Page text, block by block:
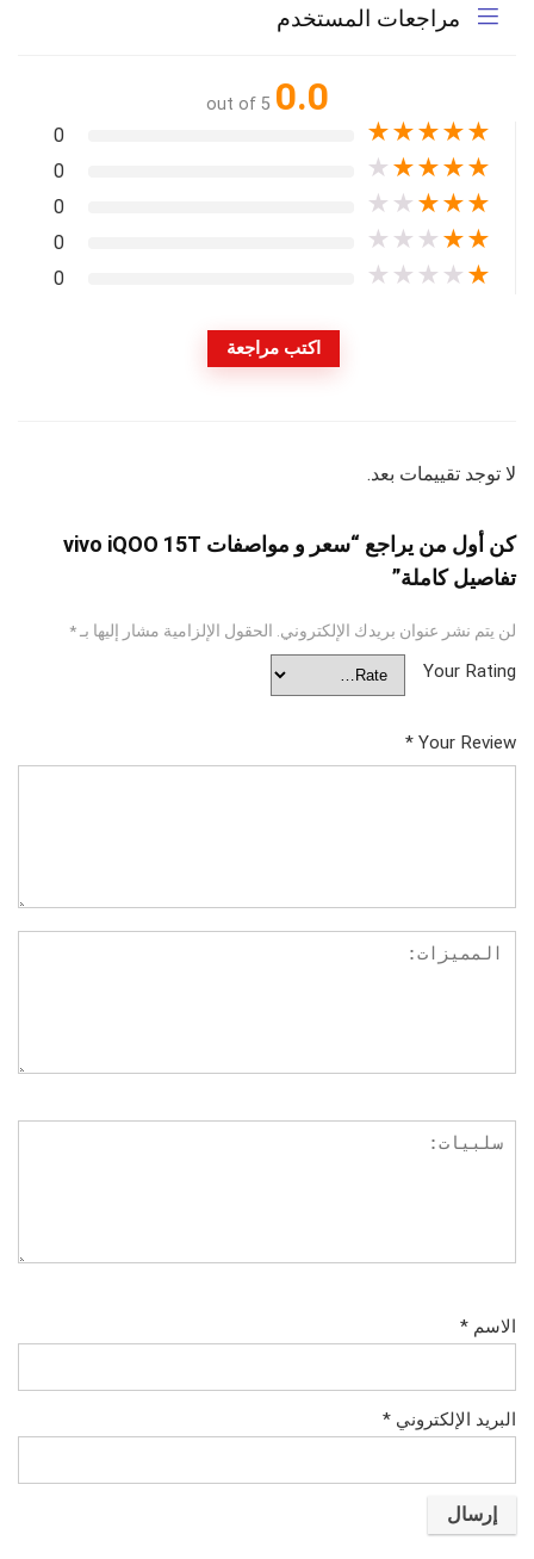
مراجعات المستخدم
0.0
out of 5
★
★
★
★
★
0
★
★
★
★
★
0
★
★
★
★
★
0
★
★
★
★
★
0
★
★
★
★
★
0
اكتب مراجعة
لا توجد تقييمات بعد.
كن أول من يراجع “سعر و مواصفات vivo iQOO 15T
تفاصيل كاملة”
لن يتم نشر عنوان بريدك الإلكتروني. الحقول الإلزامية مشار إليها بـ*
Your Rating
Your Review
*
الاسم *
البريد الإلكتروني *